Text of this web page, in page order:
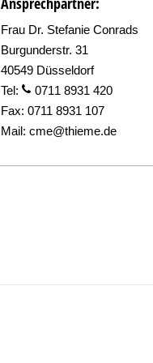
Frau Dr. Stefanie Conrads
Burgunderstr. 31
40549 Düsseldorf
Tel:
0711 8931 420
Fax: 0711 8931 107
Mail: cme@thieme.de